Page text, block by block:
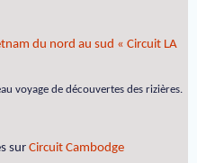
du nord au sud « Circuit LA
voyage de découvertes des rizières.
sur Circuit Cambodge